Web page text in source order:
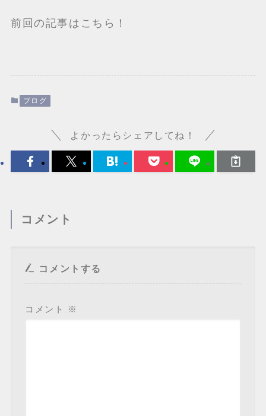
前回の記事はこちら！
ブログ
よかったらシェアしてね！
コメント
コメントする
コメント ※